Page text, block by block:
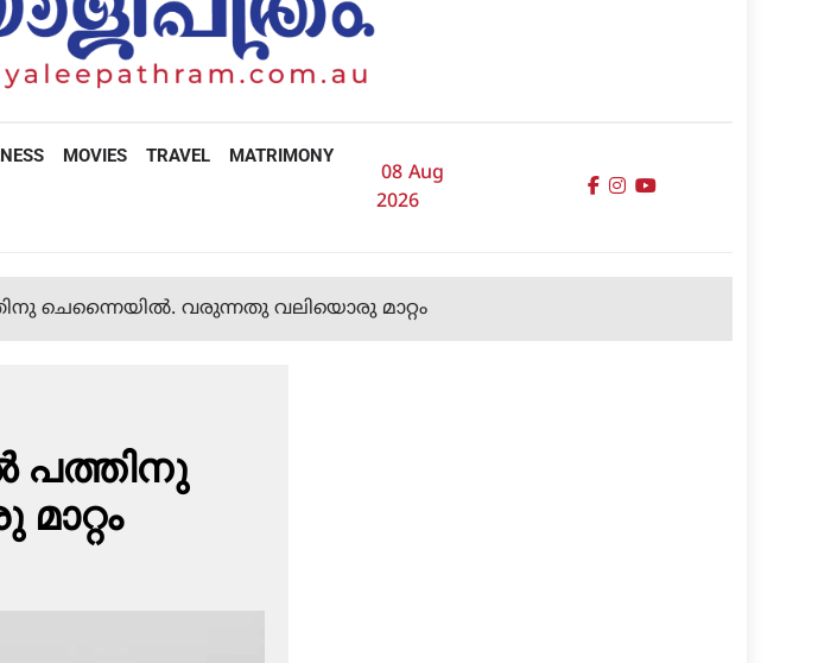
MOVIES TRAVEL MATRIMONY
08 Aug
2026
ചെന്നൈയില്‍. വരുന്നതു വലിയൊരു മാറ്റം
പത്തിനു